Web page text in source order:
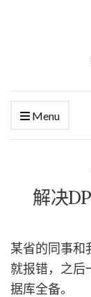
Menu
解决
某省的同事和
就报错，之后
据库全备。